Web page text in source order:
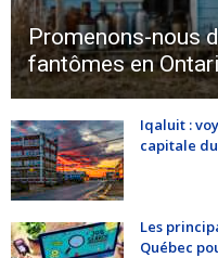
Promenons-nous
fantômes en
Iqaluit :
capitale
Les
Québec